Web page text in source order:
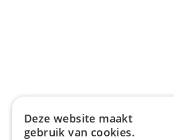
Afbeelding
Deze website maakt
gebruik van cookies.